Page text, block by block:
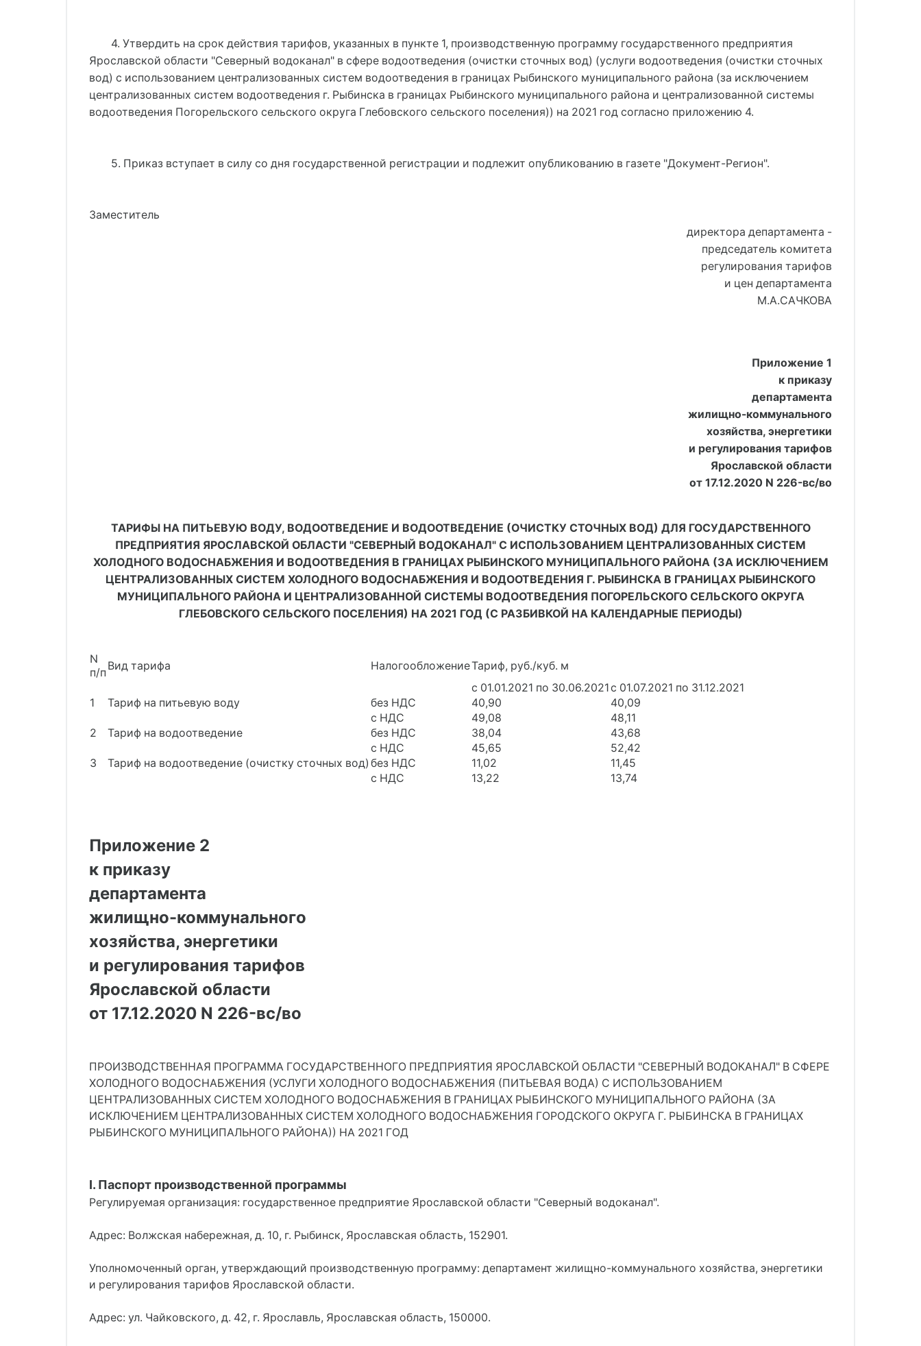
4. Утвердить на срок действия тарифов, указанных в пункте 1, производственную программу государственного предприятия
Ярославской области "Северный водоканал" в сфере водоотведения (очистки сточных вод) (услуги водоотведения (очистки сточных
вод) с использованием централизованных систем водоотведения в границах Рыбинского муниципального района (за исключением
централизованных систем водоотведения г. Рыбинска в границах Рыбинского муниципального района и централизованной системы
водоотведения Погорельского сельского округа Глебовского сельского поселения)) на 2021 год согласно приложению 4.
5. Приказ вступает в силу со дня государственной регистрации и подлежит опубликованию в газете "Документ-Регион".
Заместитель
директора департамента -
председатель комитета
регулирования тарифов
и цен департамента
М.А.САЧКОВА
Приложение 1
к приказу
департамента
жилищно-коммунального
хозяйства, энергетики
и регулирования тарифов
Ярославской области
от 17.12.2020 N 226-вс/во
ТАРИФЫ НА ПИТЬЕВУЮ ВОДУ, ВОДООТВЕДЕНИЕ И ВОДООТВЕДЕНИЕ (ОЧИСТКУ СТОЧНЫХ ВОД) ДЛЯ ГОСУДАРСТВЕННОГО
ПРЕДПРИЯТИЯ ЯРОСЛАВСКОЙ ОБЛАСТИ "СЕВЕРНЫЙ ВОДОКАНАЛ" С ИСПОЛЬЗОВАНИЕМ ЦЕНТРАЛИЗОВАННЫХ СИСТЕМ
ХОЛОДНОГО ВОДОСНАБЖЕНИЯ И ВОДООТВЕДЕНИЯ В ГРАНИЦАХ РЫБИНСКОГО МУНИЦИПАЛЬНОГО РАЙОНА (ЗА ИСКЛЮЧЕНИЕМ
ЦЕНТРАЛИЗОВАННЫХ СИСТЕМ ХОЛОДНОГО ВОДОСНАБЖЕНИЯ И ВОДООТВЕДЕНИЯ Г. РЫБИНСКА В ГРАНИЦАХ РЫБИНСКОГО
МУНИЦИПАЛЬНОГО РАЙОНА И ЦЕНТРАЛИЗОВАННОЙ СИСТЕМЫ ВОДООТВЕДЕНИЯ ПОГОРЕЛЬСКОГО СЕЛЬСКОГО ОКРУГА
ГЛЕБОВСКОГО СЕЛЬСКОГО ПОСЕЛЕНИЯ) НА 2021 ГОД (С РАЗБИВКОЙ НА КАЛЕНДАРНЫЕ ПЕРИОДЫ)
N
п/п
Вид тарифа НалогообложениеТариф, руб./куб. м
с 01.01.2021 по 30.06.2021 с 01.07.2021 по 31.12.2021
1
Тариф на питьевую воду без НДС 40,90
40,09
с НДС
49,08
48,11
2
Тариф на водоотведение без НДС 38,04
43,68
с НДС
45,65
52,42
3
Тариф на водоотведение (очистку сточных вод) без НДС 11,02
11,45
с НДС
13,22 13,74
Приложение 2
к приказу
департамента
жилищно-коммунального
хозяйства, энергетики
и регулирования тарифов
Ярославской области
от 17.12.2020 N 226-вс/во
ПРОИЗВОДСТВЕННАЯ ПРОГРАММА ГОСУДАРСТВЕННОГО ПРЕДПРИЯТИЯ ЯРОСЛАВСКОЙ ОБЛАСТИ "СЕВЕРНЫЙ ВОДОКАНАЛ" В СФЕРЕ
ХОЛОДНОГО ВОДОСНАБЖЕНИЯ (УСЛУГИ ХОЛОДНОГО ВОДОСНАБЖЕНИЯ (ПИТЬЕВАЯ ВОДА) С ИСПОЛЬЗОВАНИЕМ
ЦЕНТРАЛИЗОВАННЫХ СИСТЕМ ХОЛОДНОГО ВОДОСНАБЖЕНИЯ В ГРАНИЦАХ РЫБИНСКОГО МУНИЦИПАЛЬНОГО РАЙОНА (ЗА
ИСКЛЮЧЕНИЕМ ЦЕНТРАЛИЗОВАННЫХ СИСТЕМ ХОЛОДНОГО ВОДОСНАБЖЕНИЯ ГОРОДСКОГО ОКРУГА Г. РЫБИНСКА В ГРАНИЦАХ
РЫБИНСКОГО МУНИЦИПАЛЬНОГО РАЙОНА)) НА 2021 ГОД
I. Паспорт производственной программы
Регулируемая организация: государственное предприятие Ярославской области "Северный водоканал".
Адрес: Волжская набережная, д. 10, г. Рыбинск, Ярославская область, 152901.
Уполномоченный орган, утверждающий производственную программу: департамент жилищно-коммунального хозяйства, энергетики
и регулирования тарифов Ярославской области.
Адрес: ул. Чайковского, д. 42, г. Ярославль, Ярославская область, 150000.